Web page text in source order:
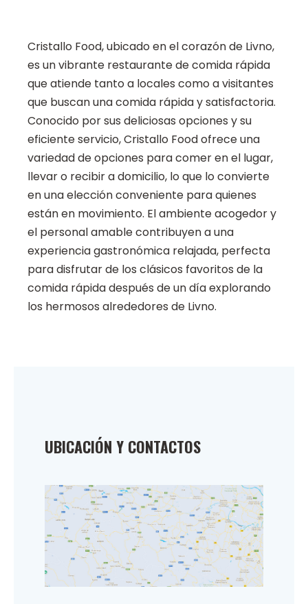
Cristallo Food, ubicado en el corazón de Livno,
es un vibrante restaurante de comida rápida
que atiende tanto a locales como a visitantes
que buscan una comida rápida y satisfactoria.
Conocido por sus deliciosas opciones y su
eficiente servicio, Cristallo Food ofrece una
variedad de opciones para comer en el lugar,
llevar o recibir a domicilio, lo que lo convierte
en una elección conveniente para quienes
están en movimiento. El ambiente acogedor y
el personal amable contribuyen a una
experiencia gastronómica relajada, perfecta
para disfrutar de los clásicos favoritos de la
comida rápida después de un día explorando
los hermosos alrededores de Livno.
UBICACIÓN Y CONTACTOS